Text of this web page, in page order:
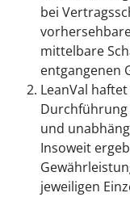
bei
mittelbare
entgangenen
LeanVal
und
Insoweit
jeweiligen